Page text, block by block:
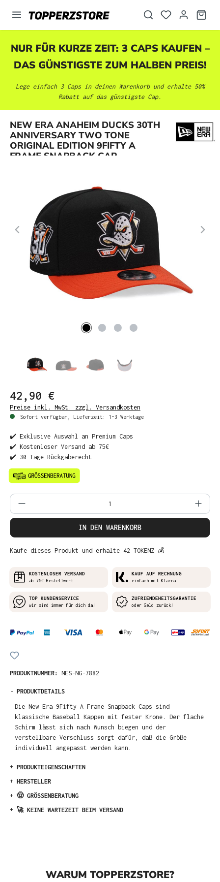
springen
NUR FÜR KURZE ZEIT: 3 CAPS KAUFEN –
DAS GÜNSTIGSTE ZUM HALBEN PREIS!
Lege einfach 3 Caps in deinen Warenkorb und erhalte 50%
Rabatt auf das günstigste Cap.
NEW ERA ANAHEIM DUCKS 30TH
ANNIVERSARY TWO TONE
ORIGINAL EDITION 9FIFTY A
FRAME SNAPBACK CAP
Bildergalerie überspringen
42,90 €
Preise inkl. MwSt. zzgl. Versandkosten
Sofort verfügbar, Lieferzeit: 1-3 Werktage
✔️ Exklusive Auswahl an Premium Caps
✔️ Kostenloser Versand ab 75€
✔️ 30 Tage Rückgaberecht
Produkt Anzahl: Gib den gewünschten
IN DEN WARENKORB
Kaufe dieses Produkt und erhalte 42 TOKENZ 💰
KOSTENLOSER VERSAND
ab 75€ Bestellwert
KAUF AUF RECHNUNG
einfach mit Klarna
TOP KUNDENSERVICE
wir sind immer für dich da!
ZUFRIENDEHEITSGARANTIE
oder Geld zurück!
PRODUKTNUMMER: NES-NG-7882
- PRODUKTDETAILS
Die New Era 9Fifty A Frame Snapback Caps sind
klassische Baseball Kappen mit fester Krone. Der flache
Schirm lässt sich nach Wunsch biegen und der
verstellbare Verschluss sorgt dafür, daß die Größe
individuell angepasst werden kann.
+ PRODUKTEIGENSCHAFTEN
+ HERSTELLER
+ 🤠 GRÖSSENBERATUNG
+ 🚀 KEINE WARTEZEIT BEIM VERSAND
WARUM TOPPERZSTORE?